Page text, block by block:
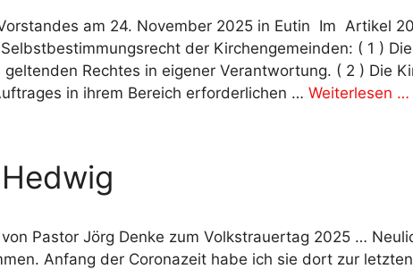
am 24. November 2025 in Eutin Im Artikel
der Kirchengemeinden: ( 1 )
geltenden Rechtes in eigener Verantwortung. ( 2 ) Die
in ihrem Bereich erforderlichen … Weiterlesen …
Pastor Jörg Denke zum Volkstrauertag 2025 …
Anfang der Coronazeit habe ich sie dort zur